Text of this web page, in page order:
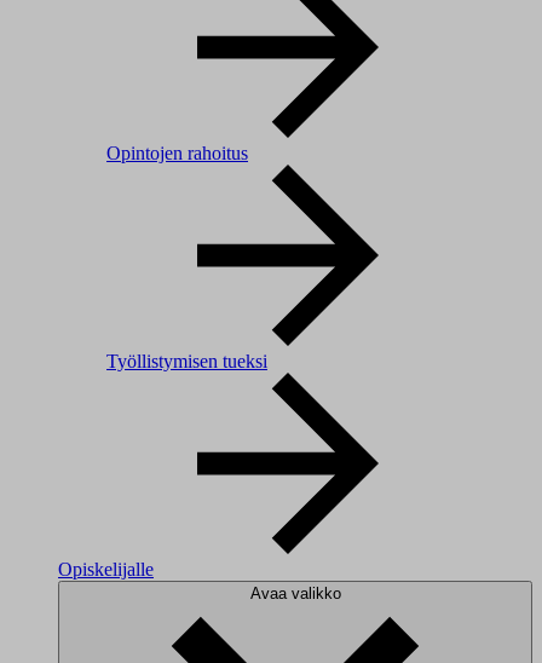
Opintojen rahoitus
Työllistymisen tueksi
Opiskelijalle
Avaa valikko